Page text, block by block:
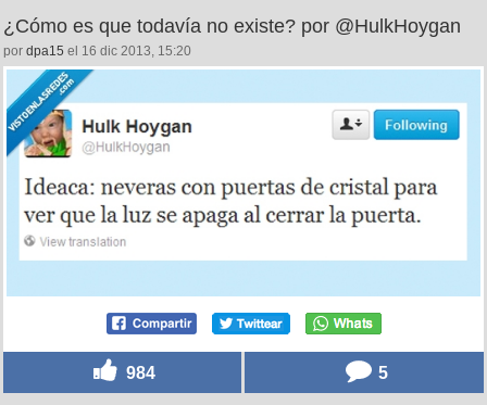
¿Cómo es que todavía no existe? por @HulkHoygan
por dpa15 el 16 dic 2013, 15:20
984 5